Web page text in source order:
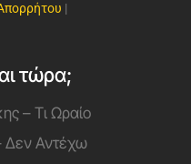
|
τώρα;
– Τι Ωραίο
Δεν Αντέχω